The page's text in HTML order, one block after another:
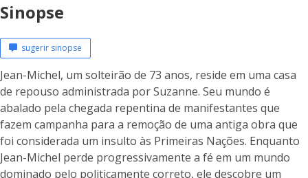
Sinopse
sugerir sinopse
Jean-Michel, um solteirão de 73 anos, reside em uma casa
de repouso administrada por Suzanne. Seu mundo é
abalado pela chegada repentina de manifestantes que
fazem campanha para a remoção de uma antiga obra que
foi considerada um insulto às Primeiras Nações. Enquanto
Jean-Michel perde progressivamente a fé em um mundo
dominado pelo politicamente correto, ele descobre um